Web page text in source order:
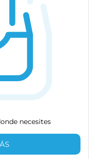
necesites